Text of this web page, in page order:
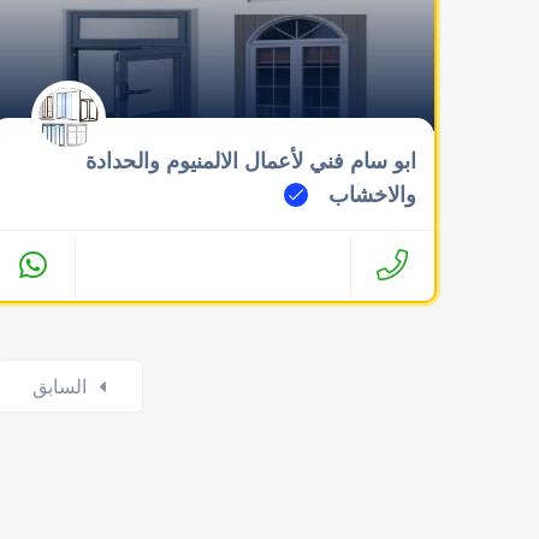
ابو سام فني لأعمال الالمنيوم والحدادة
والاخشاب
السابق